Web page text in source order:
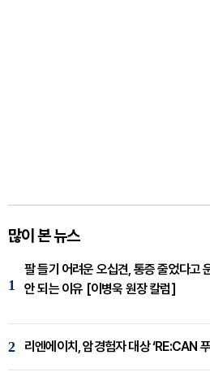
많이 본 뉴스
1
팔 들기 어려운 오십견, 통증 줄었다고
안 되는 이유 [이병욱 원장 칼럼]
2 리엔에이치, 암경험자 대상 ‘RE:CAN